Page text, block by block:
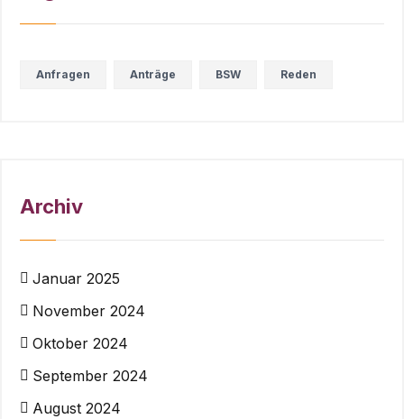
Anfragen Anträge BSW Reden
Archiv
Januar 2025
November 2024
Oktober 2024
September 2024
August 2024